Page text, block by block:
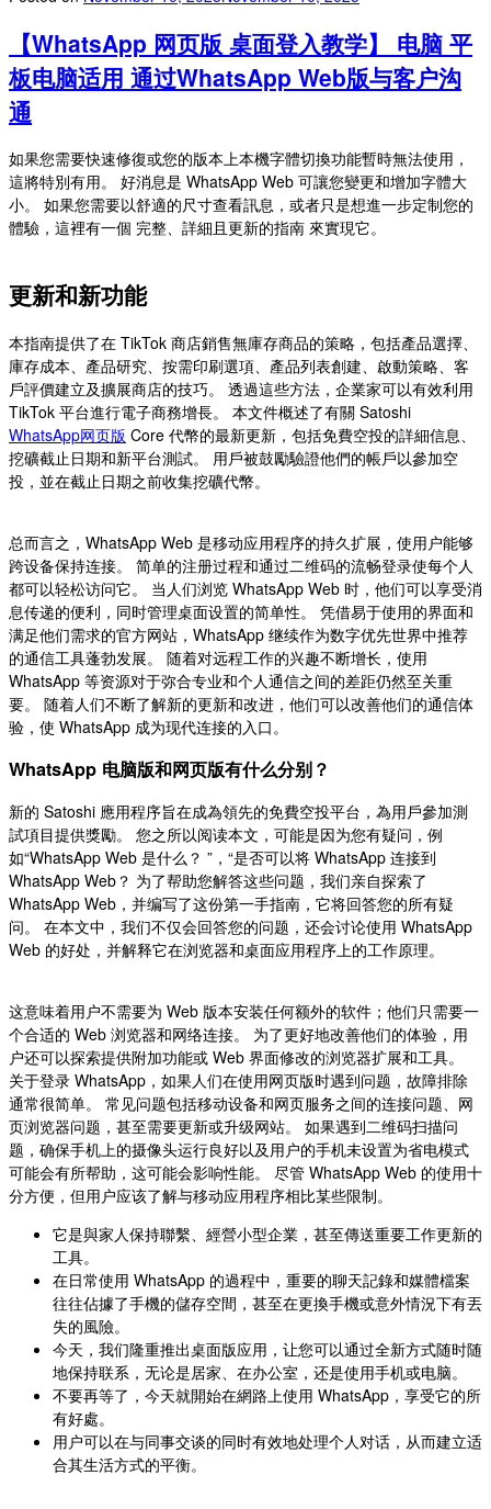
【WhatsApp 网页版 桌面登入教学】 电脑 平
板电脑适用 通过WhatsApp Web版与客户沟
通
如果您需要快速修復或您的版本上本機字體切換功能暫時無法使用，
這將特別有用。 好消息是 WhatsApp Web 可讓您變更和增加字體大
小。 如果您需要以舒適的尺寸查看訊息，或者只是想進一步定制您的
體驗，這裡有一個 完整、詳細且更新的指南 來實現它。
更新和新功能
本指南提供了在 TikTok 商店銷售無庫存商品的策略，包括產品選擇、
庫存成本、產品研究、按需印刷選項、產品列表創建、啟動策略、客
戶評價建立及擴展商店的技巧。 透過這些方法，企業家可以有效利用
TikTok 平台進行電子商務增長。 本文件概述了有關 Satoshi
WhatsApp网页版 Core 代幣的最新更新，包括免費空投的詳細信息、
挖礦截止日期和新平台測試。 用戶被鼓勵驗證他們的帳戶以參加空
投，並在截止日期之前收集挖礦代幣。
总而言之，WhatsApp Web 是移动应用程序的持久扩展，使用户能够
跨设备保持连接。 简单的注册过程和通过二维码的流畅登录使每个人
都可以轻松访问它。 当人们浏览 WhatsApp Web 时，他们可以享受消
息传递的便利，同时管理桌面设置的简单性。 凭借易于使用的界面和
满足他们需求的官方网站，WhatsApp 继续作为数字优先世界中推荐
的通信工具蓬勃发展。 随着对远程工作的兴趣不断增长，使用
WhatsApp 等资源对于弥合专业和个人通信之间的差距仍然至关重
要。 随着人们不断了解新的更新和改进，他们可以改善他们的通信体
验，使 WhatsApp 成为现代连接的入口。
WhatsApp 电脑版和网页版有什么分别？
新的 Satoshi 應用程序旨在成為領先的免費空投平台，為用戶參加測
試項目提供獎勵。 您之所以阅读本文，可能是因为您有疑问，例
如“WhatsApp Web 是什么？ ”，“是否可以将 WhatsApp 连接到
WhatsApp Web？ 为了帮助您解答这些问题，我们亲自探索了
WhatsApp Web，并编写了这份第一手指南，它将回答您的所有疑
问。 在本文中，我们不仅会回答您的问题，还会讨论使用 WhatsApp
Web 的好处，并解释它在浏览器和桌面应用程序上的工作原理。
这意味着用户不需要为 Web 版本安装任何额外的软件；他们只需要一
个合适的 Web 浏览器和网络连接。 为了更好地改善他们的体验，用
户还可以探索提供附加功能或 Web 界面修改的浏览器扩展和工具。
关于登录 WhatsApp，如果人们在使用网页版时遇到问题，故障排除
通常很简单。 常见问题包括移动设备和网页服务之间的连接问题、网
页浏览器问题，甚至需要更新或升级网站。 如果遇到二维码扫描问
题，确保手机上的摄像头运行良好以及用户的手机未设置为省电模式
可能会有所帮助，这可能会影响性能。 尽管 WhatsApp Web 的使用十
分方便，但用户应该了解与移动应用程序相比某些限制。
它是與家人保持聯繫、經營小型企業，甚至傳送重要工作更新的
工具。
在日常使用 WhatsApp 的過程中，重要的聊天記錄和媒體檔案
往往佔據了手機的儲存空間，甚至在更換手機或意外情況下有丟
失的風險。
今天，我们隆重推出桌面版应用，让您可以通过全新方式随时随
地保持联系，无论是居家、在办公室，还是使用手机或电脑。
不要再等了，今天就開始在網路上使用 WhatsApp，享受它的所
有好處。
用户可以在与同事交谈的同时有效地处理个人对话，从而建立适
合其生活方式的平衡。